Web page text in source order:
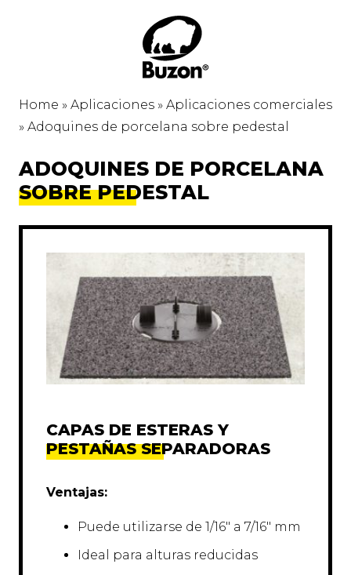
Home » Aplicaciones » Aplicaciones comerciales
» Adoquines de porcelana sobre pedestal
ADOQUINES DE PORCELANA
SOBRE PEDESTAL
CAPAS DE ESTERAS Y
PESTAÑAS SEPARADORAS
Ventajas:
Puede utilizarse de 1/16″ a 7/16″ mm
Ideal para alturas reducidas